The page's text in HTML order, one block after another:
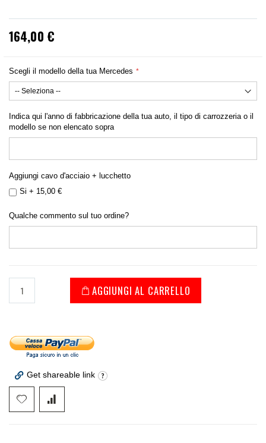
164,00 €
Scegli il modello della tua Mercedes
Indica qui l'anno di fabbricazione della tua auto, il tipo di carrozzeria o il
modello se non elencato sopra
Aggiungi cavo d'acciaio + lucchetto
Si + 15,00 €
Qualche commento sul tuo ordine?
AGGIUNGI AL CARRELLO
Get shareable link